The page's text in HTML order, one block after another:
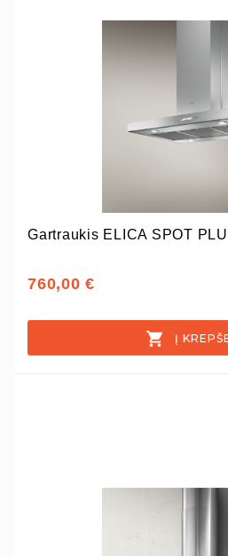
Gartraukis ELICA SPOT
760,00 €
Į